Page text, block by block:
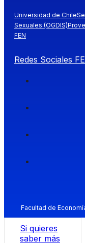
Universidad de Chile
Sexuales (OGDIS)
FEN
Redes Sociales
Facultad de
Si quieres
saber más